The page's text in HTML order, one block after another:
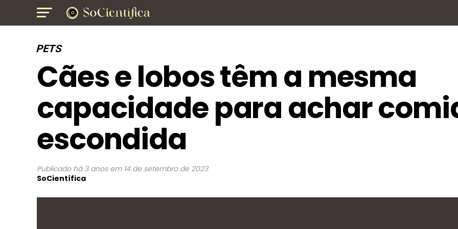
PETS
Cães e lobos têm a mesma
capacidade para achar
escondida
Publicado há 3 anos em 14 de setembro de 2023
SoCientífica